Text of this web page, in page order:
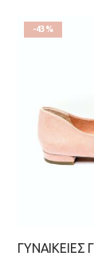
-43%